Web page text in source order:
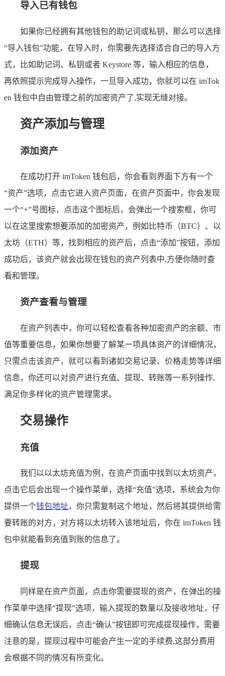
导入已有钱包
如果你已经拥有其他钱包的助记词或私钥，那么可以选择
“导入钱包”功能，在导入时，你需要先选择适合自己的导入方
式，比如助记词、私钥或者 Keystore 等，输入相应的信息，
再依照提示完成导入操作，一旦导入成功，你就可以在 imTok
en 钱包中自由管理之前的加密资产了,实现无缝对接。
资产添加与管理
添加资产
在成功打开 imToken 钱包后，你会看到界面下方有一个
“资产”选项，点击它进入资产页面，在资产页面中，你会发现
一个“+”号图标，点击这个图标后，会弹出一个搜索框，你可
以在这里搜索想要添加的加密资产，例如比特币（BTC）、以
太坊（ETH）等，找到相应的资产后，点击“添加”按钮，添加
成功后，该资产就会出现在钱包的资产列表中,方便你随时查
看和管理。
资产查看与管理
在资产列表中，你可以轻松查看各种加密资产的余额、市
值等重要信息，如果你想要了解某一项具体资产的详细情况，
只需点击该资产，就可以看到诸如交易记录、价格走势等详细
信息，你还可以对资产进行充值、提现、转账等一系列操作,
满足你多样化的资产管理需求。
交易操作
充值
我们以以太坊充值为例，在资产页面中找到以太坊资产，
点击它后会出现一个操作菜单，选择“充值”选项，系统会为你
提供一个钱包地址，你只需复制这个地址，然后将其提供给需
要转账的对方，对方将以太坊转入该地址后，你在 imToken 钱
包中就能看到充值到账的信息了。
提现
同样是在资产页面，点击你需要提现的资产，在弹出的操
作菜单中选择“提现”选项，输入提现的数量以及接收地址，仔
细确认信息无误后，点击“确认”按钮即可完成提现操作，需要
注意的是，提现过程中可能会产生一定的手续费,这部分费用
会根据不同的情况有所变化。